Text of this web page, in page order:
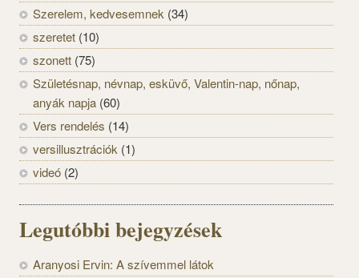
Szerelem, kedvesemnek (34)
szeretet (10)
szonett (75)
Születésnap, névnap, esküvő, Valentin-nap, nőnap,
anyák napja (60)
Vers rendelés (14)
versillusztrációk (1)
videó (2)
Legutóbbi bejegyzések
Aranyosi Ervin: A szívemmel látok